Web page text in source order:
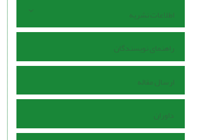
اطلاعات نشریه
راهنمای نویسندگان
ارسال مقاله
داوران